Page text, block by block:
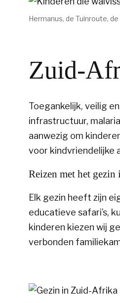
Hermanus, de Tuinroute,
Zuid-
Toegankelijk, veilig
infrastructuur,
aanwezig om
voor kindvriendelijke
Reizen met het
Elk gezin heeft zijn
educatieve safari’s,
kinderen kiezen wij
verbonden